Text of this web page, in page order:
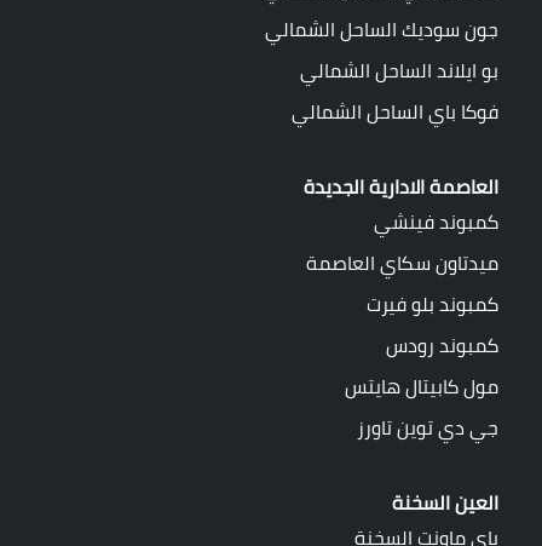
جون سوديك الساحل الشمالي
بو ايلاند الساحل الشمالي
فوكا باي الساحل الشمالي
العاصمة الادارية الجديدة
كمبوند فينشي
ميدتاون سكاي العاصمة
كمبوند بلو فيرت
كمبوند رودس
مول كابيتال هايتس
جي دي توين تاورز
العين السخنة
باي ماونت السخنة